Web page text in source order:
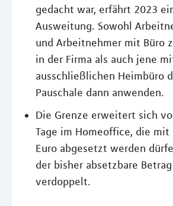
gedacht war, erfährt 2023
Ausweitung. Sowohl
und Arbeitnehmer mit Büro
in der Firma als auch jene
ausschließlichen Heimbüro
Pauschale dann anwenden.
Die Grenze erweitert sich
Tage im Homeoffice, die mit
Euro abgesetzt werden
der bisher absetzbare
verdoppelt.